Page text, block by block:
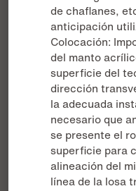
de chaflanes,
anticipación
Colocación:
del manto
superficie del
dirección
la adecuada
necesario que
se presente el
superficie para
alineación del
línea de la losa